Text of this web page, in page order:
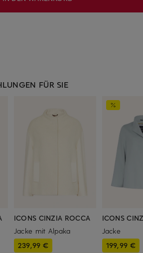
FÜR SIE
ICONS CINZIA ROCCA
Jacke mit Alpaka
239,99 €
ICONS
Jacke
199,99 €